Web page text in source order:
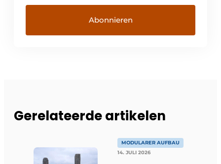
Gerelateerde artikelen
MODULARER AUFBAU
14. JULI 2026